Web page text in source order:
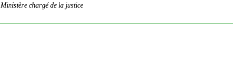
Ministère chargé de la justice